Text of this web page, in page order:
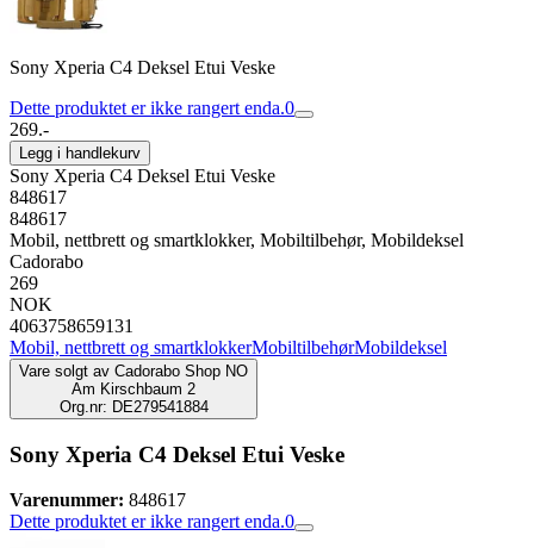
Sony Xperia C4 Deksel Etui Veske
Dette produktet er ikke rangert enda.0
269.-
Legg i handlekurv
Sony Xperia C4 Deksel Etui Veske
848617
848617
Mobil, nettbrett og smartklokker, Mobiltilbehør, Mobildeksel
Cadorabo
269
NOK
4063758659131
Mobil, nettbrett og smartklokkerMobiltilbehørMobildeksel
Vare solgt av Cadorabo Shop NO
Am Kirschbaum 2
Org.nr: DE279541884
Sony Xperia C4 Deksel Etui Veske
Varenummer: 848617
Dette produktet er ikke rangert enda.0